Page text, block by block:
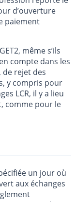
d’ouverture
paiement
même s’ils
compte dans les
rejet des
y compris pour
LCR, il y a lieu
comme pour le
un jour où
aux échanges